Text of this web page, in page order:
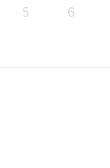
5 6